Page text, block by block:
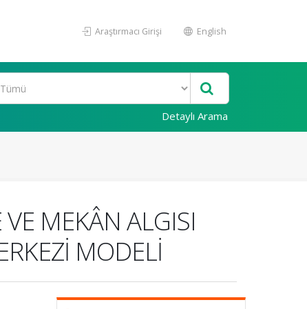
Araştırmacı Girişi English
Detaylı Arama
VE MEKÂN ALGISI
MODELİ